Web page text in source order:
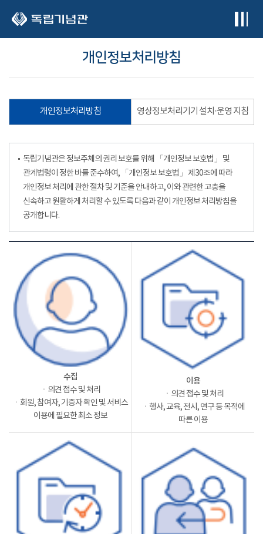
개인정보처리방침
개인정보처리방침 영상정보처리기기 설치·운영 지침
독립기념관은 정보주체의 권리 보호를 위해 「개인정보 보호법」 및
관계법령이 정한 바를 준수하여, 「개인정보 보호법」 제30조에 따라
개인정보 처리에 관한 절차 및 기준을 안내하고, 이와 관련한 고충을
신속하고 원활하게 처리할 수 있도록 다음과 같이 개인정보 처리방침을
공개합니다.
수집
ㆍ의견 접수 및 처리
ㆍ회원, 참여자, 기증자 확인 및 서비스
이용에 필요한 최소 정보
이용
ㆍ의견 접수 및 처리
ㆍ행사, 교육, 전시, 연구 등 목적에
따른 이용